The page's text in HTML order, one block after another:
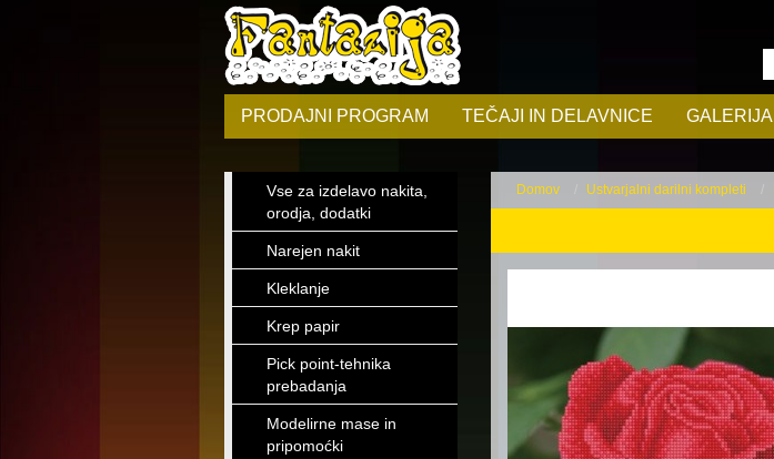
PRODAJNI PROGRAM TEČAJI IN DELAVNICE GALERIJA
Vse za izdelavo nakita,
orodja, dodatki
Narejen nakit
Kleklanje
Krep papir
Pick point-tehnika
prebadanja
Modelirne mase in
pripomoćki
Domov Ustvarjalni darilni kompleti